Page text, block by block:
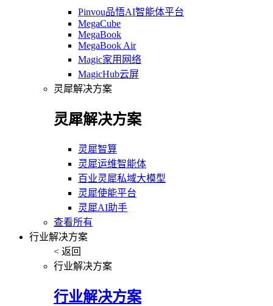
Pinvou品悟AI智能体平台
MegaCube
MegaBook
MegaBook Air
Magic家用网络
MagicHub云屏
灵犀解决方案
灵犀解决方案
灵犀智算
灵犀运维智能体
百业灵犀私域大模型
灵犀使能平台
灵犀AI助手
查看所有
行业解决方案
< 返回
行业解决方案
行业解决方案